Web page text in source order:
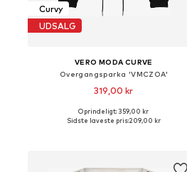
Curvy
UDSALG
VERO MODA CURVE
Overgangsparka 'VMCZOA'
319,00 kr
Oprindeligt: 359,00 kr
Sidste laveste pris:209,00 kr